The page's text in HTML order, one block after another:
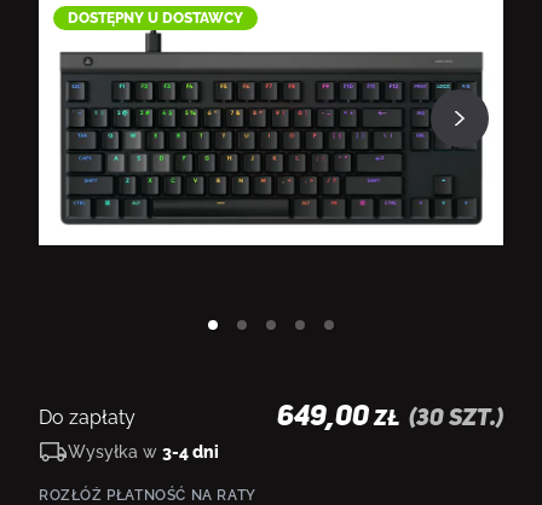
DOSTĘPNY U DOSTAWCY
Do zapłaty 649,00 ZŁ (30 szt.)
Wysyłka w 3-4 dni
ROZŁÓŻ PŁATNOŚĆ NA RATY